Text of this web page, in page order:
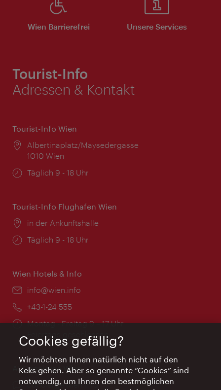
Wien Barrierefrei Unsere Services
Tourist-Info
Adressen & Kontakt
Tourist-Info Wien
Ort:
Albertinaplatz/Maysedergasse
1010 Wien
Öffnungszeiten:
Täglich 9 - 18 Uhr
Tourist-Info Flughafen Wien
Ort:
in der Ankunftshalle
Öffnungszeiten:
Täglich 9 - 18 Uhr
Wien Hotels & Info
Email:
info@wien.info
Telefon:
+43-1-24 555
Öffnungszeiten:
Montag - Freitag 9 – 17 Uhr
Feiertags geschlossen
AI Concierge Wien
Ort:
concierge.wien.info
Cookies gefällig?
Wir möchten Ihnen natürlich nicht auf den
Keks gehen. Aber so genannte “Cookies” sind
notwendig, um Ihnen den bestmöglichen